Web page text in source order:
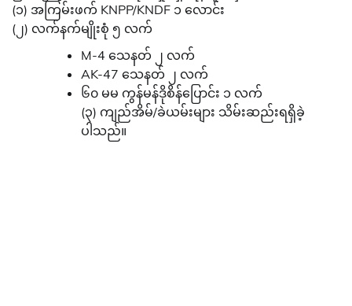
(၁) အကြမ်းဖက် KNPP/KNDF ၁ လောင်း
(၂) လက်နက်မျိုးစုံ ၅ လက်
M-4 သေနတ် ၂ လက်
AK-47 သေနတ် ၂ လက်
၆၀ မမ ကွန်မန်ဒိုစိန်ပြောင်း ၁ လက်
(၃) ကျည်အိမ်/ခဲယမ်းများ သိမ်းဆည်းရရှိခဲ့
ပါသည်။